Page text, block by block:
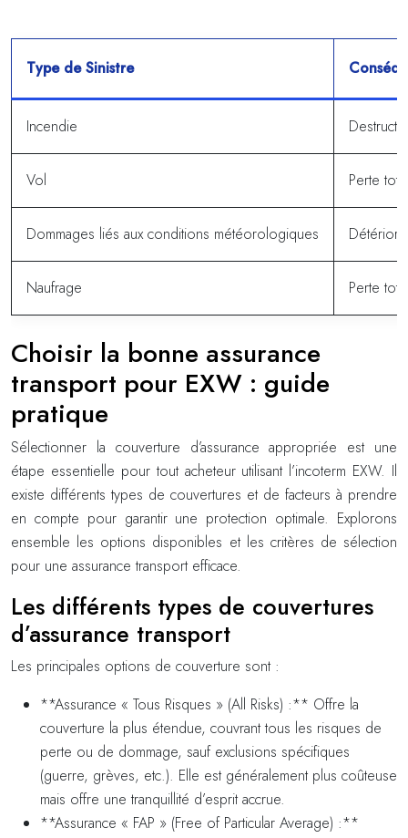
Type de Sinistre
Incendie
Vol Perte
Dommages liés aux conditions météorologiques
Naufrage Perte
Choisir la bonne assurance
transport pour EXW : guide
pratique
Sélectionner la couverture d’assurance appropriée est une
étape essentielle pour tout acheteur utilisant l’incoterm EXW. Il
existe différents types de couvertures et de facteurs à prendre
en compte pour garantir une protection optimale. Explorons
ensemble les options disponibles et les critères de sélection
pour une assurance transport efficace.
Les différents types de couvertures
d’assurance transport
Les principales options de couverture sont :
**Assurance « Tous Risques » (All Risks) :** Offre la
couverture la plus étendue, couvrant tous les risques de
perte ou de dommage, sauf exclusions spécifiques
(guerre, grèves, etc.). Elle est généralement plus coûteuse
mais offre une tranquillité d’esprit accrue.
**Assurance « FAP » (Free of Particular Average) :**